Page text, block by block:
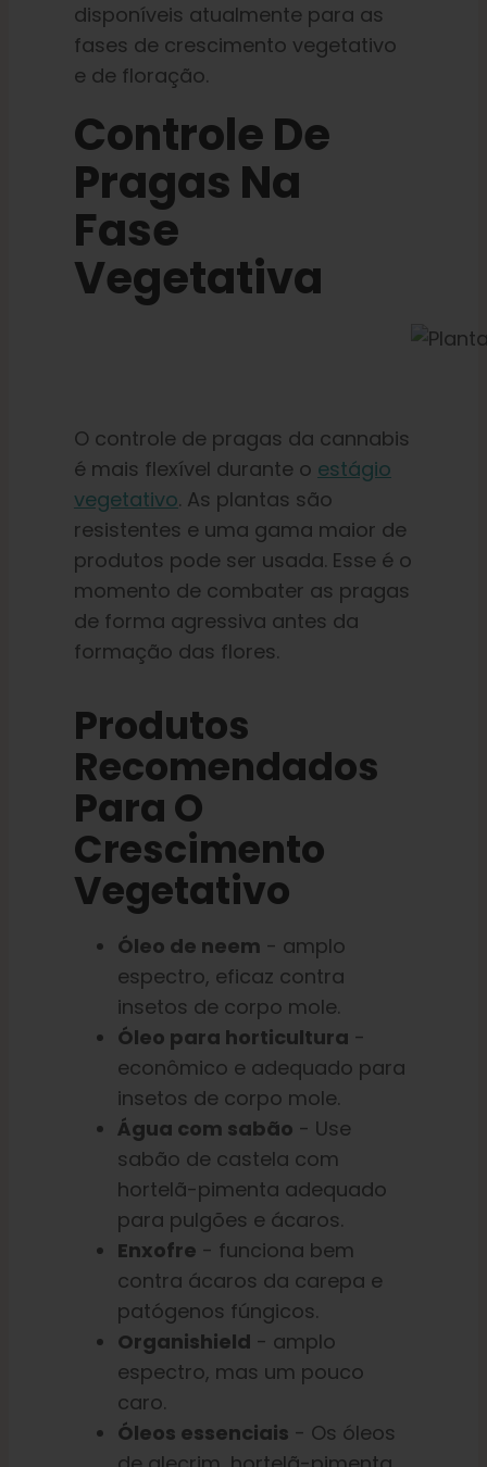
disponíveis atualmente para as
fases de crescimento vegetativo
e de floração.
Controle De
Pragas Na
Fase
Vegetativa
O controle de pragas da cannabis
é mais flexível durante o estágio
vegetativo. As plantas são
resistentes e uma gama maior de
produtos pode ser usada. Esse é o
momento de combater as pragas
de forma agressiva antes da
formação das flores.
Produtos
Recomendados
Para O
Crescimento
Vegetativo
Óleo de neem - amplo
espectro, eficaz contra
insetos de corpo mole.
Óleo para horticultura -
econômico e adequado para
insetos de corpo mole.
Água com sabão - Use
sabão de castela com
hortelã-pimenta adequado
para pulgões e ácaros.
Enxofre - funciona bem
contra ácaros da carepa e
patógenos fúngicos.
Organishield - amplo
espectro, mas um pouco
caro.
Óleos essenciais - Os óleos